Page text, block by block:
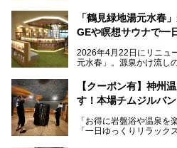
当初の計画から約5年の
サウナ・岩盤浴・フィッ
を融合した、これまでの“
今回はオープン前の内覧
サウナー注目の3種のサ
高い岩盤浴エリア、日本
スマシンなど、見どころ
「鶴見緑地湯元水春
GEや瞑想サウナで一
2026年4月22日にリニュ
元水春」。源泉かけ流し
に“一日中くつろげる場
今回のリニューアルでは
見どころが盛りだくさん
ろん、休日にゆったり過
【クーポン有】神州
す！本場チムジルバ
「お得に岩盤浴や温泉を
「一日ゆっくりリラック